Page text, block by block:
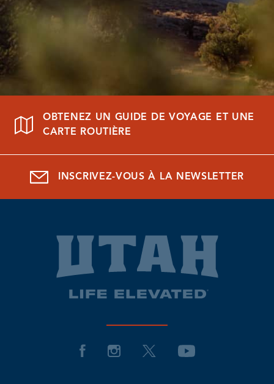
OBTENEZ UN GUIDE DE VOYAGE ET UNE
CARTE ROUTIÈRE
INSCRIVEZ-VOUS À LA NEWSLETTER